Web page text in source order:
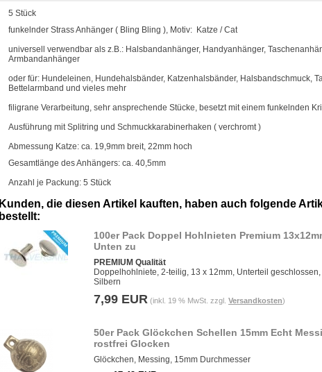
5 Stück
funkelnder Strass Anhänger ( Bling Bling ), Motiv: Katze / Cat
universell verwendbar als z.B.: Halsbandanhänger, Handyanhänger,
Armbandanhänger
oder für: Hundeleinen, Hundehalsbänder, Katzenhalsbänder, Halsbandschmuck,
Bettelarmband und vieles mehr
filigrane Verarbeitung, sehr ansprechende Stücke, besetzt mit einem funkelnden
Ausführung mit Splitring und Schmuckkarabinerhaken ( verchromt )
Abmessung Katze: ca. 19,9mm breit, 22mm hoch
Gesamtlänge des Anhängers: ca. 40,5mm
Anzahl je Packung: 5 Stück
Kunden, die diesen Artikel kauften, haben auch folgende
bestellt:
100er Pack Doppel Hohlnieten Premium
Unten zu
PREMIUM Qualität
Doppelhohlniete, 2-teilig, 13 x 12mm, Unterteil
Silbern
7,99 EUR (inkl. 19 % MwSt. zzgl. Versandkosten)
50er Pack Glöckchen Schellen 15mm Echt
rostfrei Glocken
Glöckchen, Messing, 15mm Durchmesser